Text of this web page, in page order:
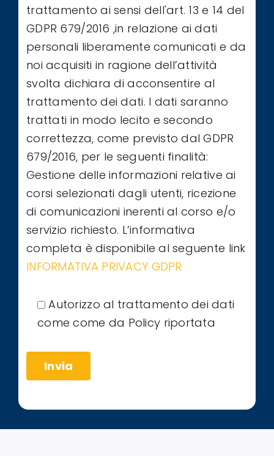
trattamento ai sensi dell'art. 13 e 14 del
GDPR 679/2016 ,in relazione ai dati
personali liberamente comunicati e da
noi acquisiti in ragione dell’attività
svolta dichiara di acconsentire al
trattamento dei dati. I dati saranno
trattati in modo lecito e secondo
correttezza, come previsto dal GDPR
679/2016, per le seguenti finalità:
Gestione delle informazioni relative ai
corsi selezionati dagli utenti, ricezione
di comunicazioni inerenti al corso e/o
servizio richiesto. L’informativa
completa è disponibile al seguente link
INFORMATIVA PRIVACY GDPR
Autorizzo al trattamento dei dati
come come da Policy riportata